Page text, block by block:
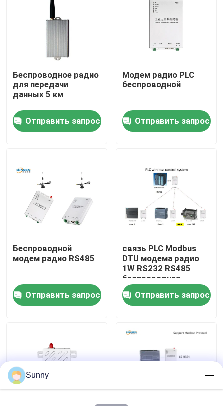
Домой
Видеозаписи
О нас
Экскурсия по заводу
Свяжитесь с нами
Случаи
Беспроводное радио
для передачи
данных 5 км
Отправить запрос
Модем радио PLC
беспроводной
Отправить запрос
Беспроводной
модем радио RS485
Отправить запрос
связь PLC Modbus
DTU модема радио
1W RS232 RS485
беспроводная
Отправить запрос
Sunny